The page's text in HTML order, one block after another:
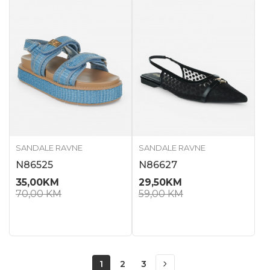
SANDALE RAVNE
N86525
35,00KM
70,00KM
SANDALE RAVNE
N86627
29,50KM
59,00KM
1 2 3